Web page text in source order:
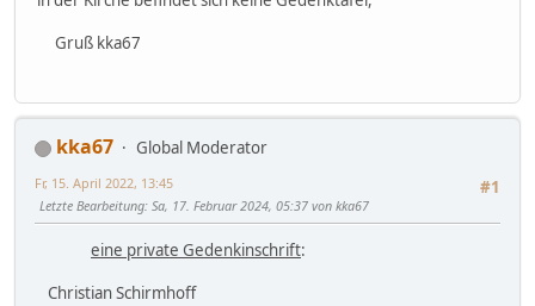
Gruß kka67
kka67
Global Moderator
#1
Fr, 15. April 2022, 13:45
Letzte Bearbeitung: Sa, 17. Februar 2024, 05:37 von kka67
eine private Gedenkinschrift:
Christian Schirmhoff